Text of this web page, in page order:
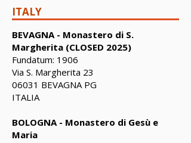
ITALY
BEVAGNA - Monastero di S.
Margherita (CLOSED 2025)
Fundatum: 1906
Via S. Margherita 23
06031 BEVAGNA PG
ITALIA
BOLOGNA - Monastero di Gesù e
Maria